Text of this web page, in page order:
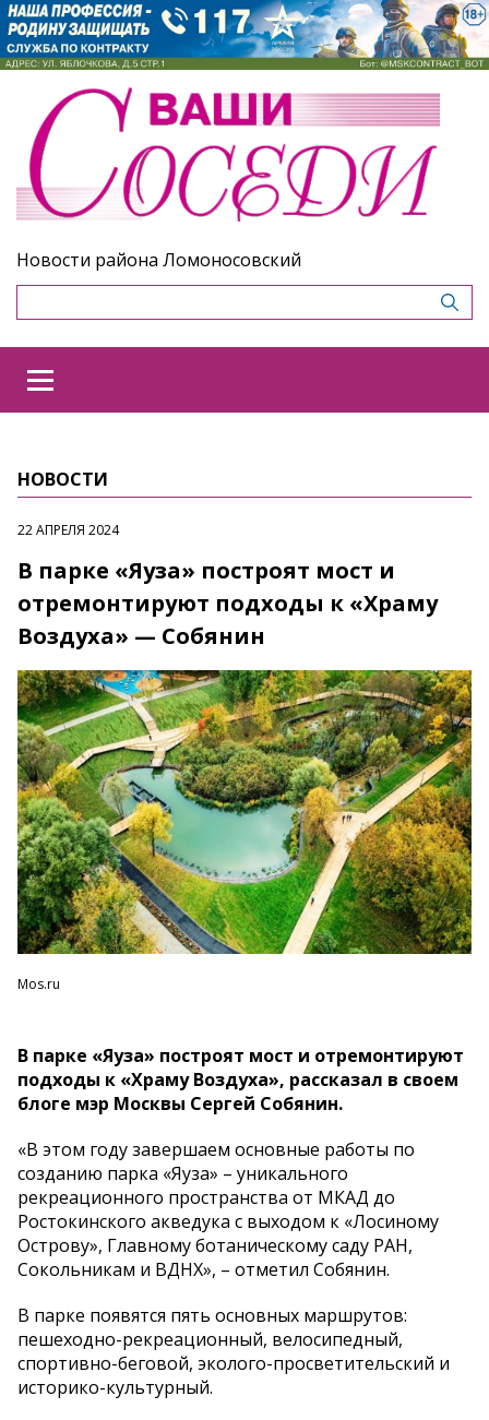
Новости района Ломоносовский
НОВОСТИ
22 АПРЕЛЯ 2024
В парке «Яуза» построят мост и
отремонтируют подходы к «Храму
Воздуха» — Собянин
Mos.ru
В парке «Яуза» построят мост и отремонтируют
подходы к «Храму Воздуха», рассказал в своем
блоге мэр Москвы Сергей Собянин.
«В этом году завершаем основные работы по
созданию парка «Яуза» – уникального
рекреационного пространства от МКАД до
Ростокинского акведука с выходом к «Лосиному
Острову», Главному ботаническому саду РАН,
Сокольникам и ВДНХ», – отметил Собянин.
В парке появятся пять основных маршрутов:
пешеходно-рекреационный, велосипедный,
спортивно-беговой, эколого-просветительский и
историко-культурный.